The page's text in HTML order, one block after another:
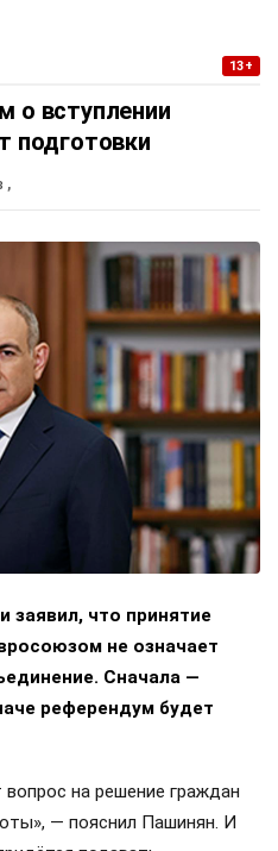
13+
о вступлении
подготовки
,
заявил, что принятие
не означает
Сначала —
референдум будет
на решение граждан
— пояснил Пашинян. И